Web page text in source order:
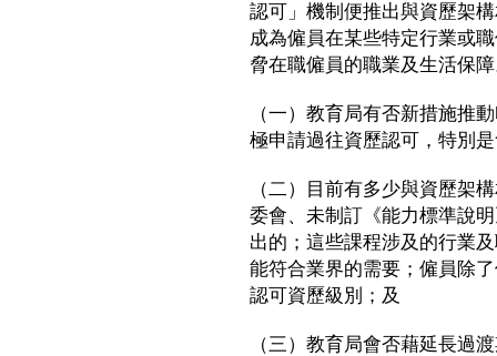
認可」機制便推出與資歷架
成為僱員在某些特定行業或
脅在職僱員的職業及生活保
（一）教育局有否新措施推
極申請過往資歷認可，特別
（二）目前有多少與資歷架
委會、未制訂《能力標準說
出的；這些課程涉及的行業
能符合業界的需要；僱員除
認可資歷級別；及
（三）教育局會否藉延長過